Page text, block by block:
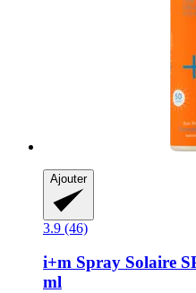
Ajouter
3.9 (46)
i+m Spray Solaire
ml